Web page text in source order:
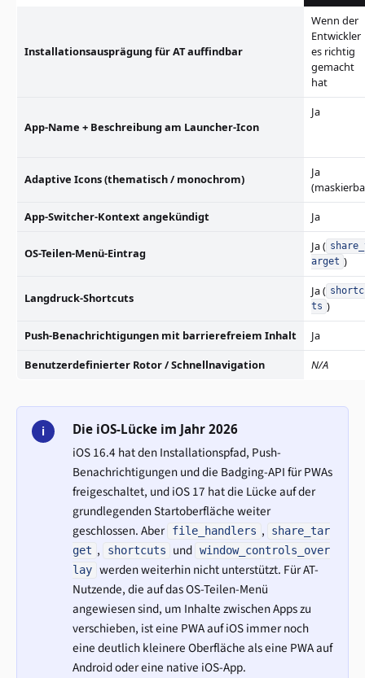
Installationsausprägung für AT auffindbar
Wenn der
Entwickler
es richtig
gemacht
hat
App-Name + Beschreibung am Launcher-Icon
Ja
Adaptive Icons (thematisch / monochrom)
Ja
App-Switcher-Kontext angekündigt
Ja
OS-Teilen-Menü-Eintrag Ja (
arget )
Langdruck-Shortcuts Ja (
ts )
Push-Benachrichtigungen mit barrierefreiem Inhalt
Ja
Benutzerdefinierter Rotor / Schnellnavigation
N/A
i Die iOS-Lücke im Jahr 2026
iOS 16.4 hat den Installationspfad, Push-
Benachrichtigungen und die Badging-API für PWAs
freigeschaltet, und iOS 17 hat die Lücke auf der
grundlegenden Startoberfläche weiter
geschlossen. Aber file_handlers ,
share_tar
get , shortcuts und window_controls_over
lay werden weiterhin nicht unterstützt. Für AT-
Nutzende, die auf das OS-Teilen-Menü
angewiesen sind, um Inhalte zwischen Apps zu
verschieben, ist eine PWA auf iOS immer noch
eine deutlich kleinere Oberfläche als eine PWA auf
Android oder eine native iOS-App.